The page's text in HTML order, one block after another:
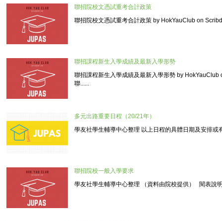
聯招院校文憑試重考合計政策
聯招院校文憑試重考合計政策 by HokYauClub on
聯招課程新生入學成績及最新入學形勢
聯招課程新生入學成績及最新入學形勢 by
聯......
多元出路重要日程（20/21年）
學友社學生輔導中心整理 以上日程的具體日期及安排或
聯招院校一般入學要求
學友社學生輔導中心整理 （資料由院校提供） 閱表說